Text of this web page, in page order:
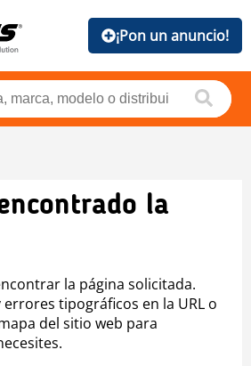
¡Pon un anuncio!
la
la página solicitada.
tipográficos en la URL o
del sitio web para